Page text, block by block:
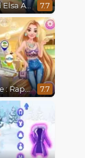
Barbie and Elsa Autumn Patterns 7.7
Big City Life : Rapunzel 7.7